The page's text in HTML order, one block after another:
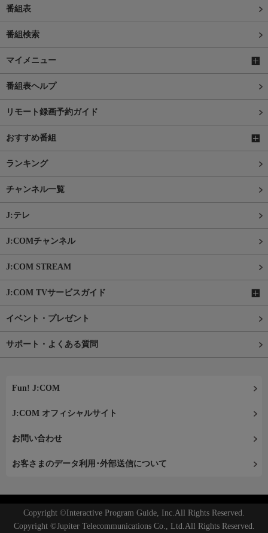
番組表
番組検索
マイメニュー
番組表ヘルプ
リモート録画予約ガイド
おすすめ番組
ランキング
チャンネル一覧
J:テレ
J:COMチャンネル
J:COM STREAM
J:COM TVサービスガイド
イベント・プレゼント
サポート・よくある質問
Fun! J:COM
J:COM オフィシャルサイト
お問い合わせ
お客さまのデータ利用･外部送信について
Copyright ©Interactive Program Guide, Inc.All Rights Reserved.
Copyright ©Jupiter Telecommunications Co., Ltd.All Rights Reserved.